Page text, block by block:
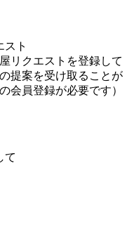
スト
リクエストを登録して
提案を受け取ることが
会員登録が必要です）
て